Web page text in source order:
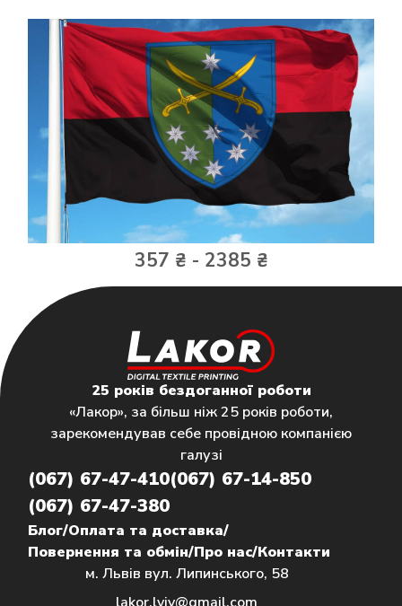
357 ₴ - 2385 ₴
25 років бездоганної роботи
«Лакор», за більш ніж 25 років роботи,
зарекомендував себе провідною компанією
галузі
(067) 67-47-410(067) 67-14-850
(067) 67-47-380
Блог/Оплата та доставка/
Повернення та обмін/Про нас/Контакти
м. Львів вул. Липинського, 58